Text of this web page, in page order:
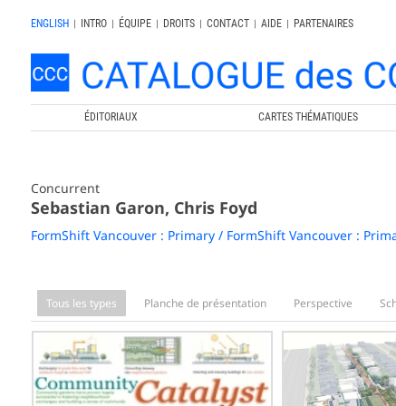
ENGLISH | INTRO | ÉQUIPE | DROITS | CONTACT | AIDE |
PARTENAIRES
ÉDITORIAUX CARTES THÉMATIQUES
Concurrent
Sebastian Garon, Chris Foyd
FormShift Vancouver : Primary / FormShift Vancouver :
Tous les types Planche de présentation Perspective